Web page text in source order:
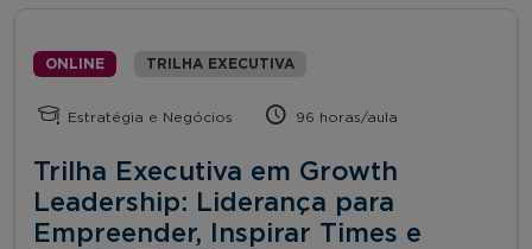
ONLINE TRILHA EXECUTIVA
Estratégia e Negócios 96 horas/aula
Trilha Executiva em Growth
Leadership: Liderança para
Empreender, Inspirar Times e